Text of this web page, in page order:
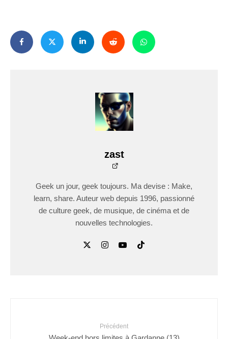
zast
Geek un jour, geek toujours. Ma devise : Make,
learn, share. Auteur web depuis 1996, passionné
de culture geek, de musique, de cinéma et de
nouvelles technologies.
Précédent
Week-end hors limites à Gardanne (13)